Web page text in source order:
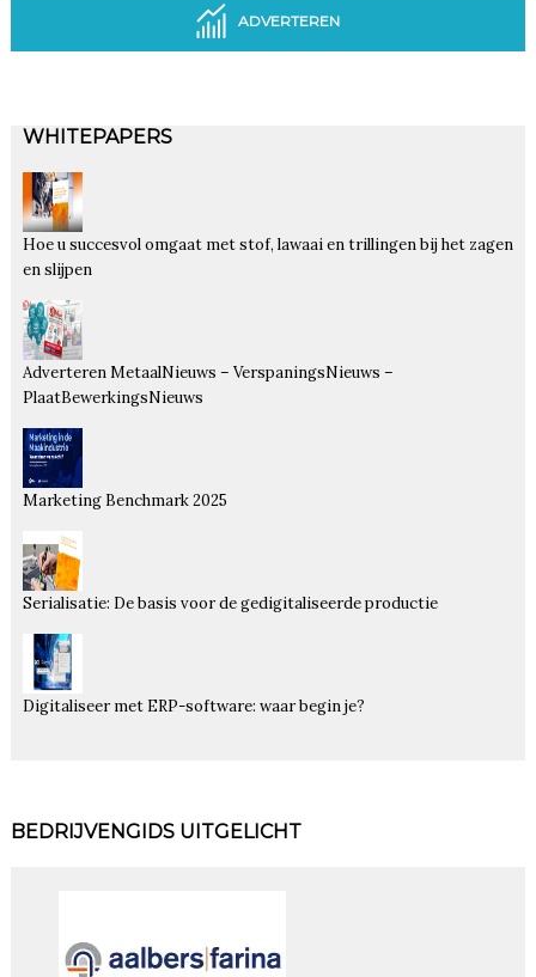
ADVERTEREN
WHITEPAPERS
Hoe u succesvol omgaat met stof, lawaai en trillingen bij het zagen
en slijpen
Adverteren MetaalNieuws – VerspaningsNieuws –
PlaatBewerkingsNieuws
Marketing Benchmark 2025
Serialisatie: De basis voor de gedigitaliseerde productie
Digitaliseer met ERP-software: waar begin je?
BEDRIJVENGIDS UITGELICHT